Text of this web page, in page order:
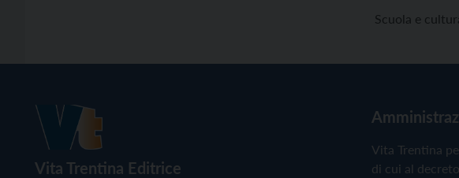
Scuola e
Vita Trentina Editrice
Vita Trentina
di cui al